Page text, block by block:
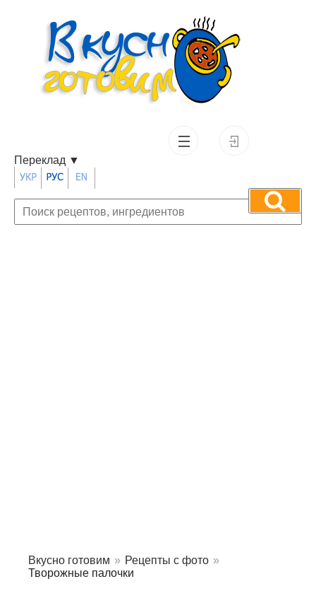
Переклад ▼
Вкусно готовим » Рецепты с фото »
Творожные палочки